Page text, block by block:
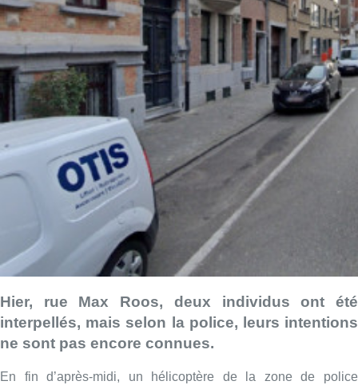
Hier, rue Max Roos, deux individus ont été
interpellés, mais selon la police, leurs intentions
ne sont pas encore connues.
En fin d’après-midi, un hélicoptère de la zone de police